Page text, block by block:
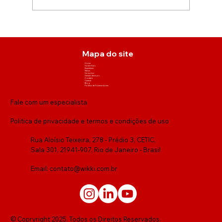
Mapa do site
Home
Sobre Nós
Expertises
Nexus
Soluções
Demais Serviços
Contato
Carreira
Blog
Política de Fornecedores
Fale com um especialista
Politica de privacidade e termos e condições de uso
Rua Aloísio Teixeira, 278 - Prédio 3, CETIC,
Sala 301, 21941-907, Rio de Janeiro - Brasil
Email: contato@wikki.com.br
© Copryright 2025. Todos os Direitos Reservados.